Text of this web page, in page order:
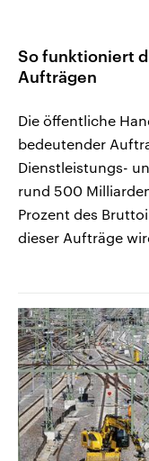
So funktioniert
Aufträgen
Die öffentliche
bedeutender
Dienstleistungs-
rund 500
Prozent des
dieser Aufträge